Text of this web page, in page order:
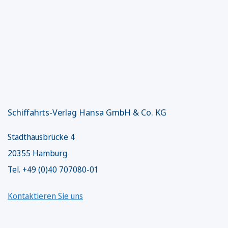
Schiffahrts-Verlag Hansa GmbH & Co. KG
Stadthausbrücke 4
20355 Hamburg
Tel. +49 (0)40 707080-01
Kontaktieren Sie uns